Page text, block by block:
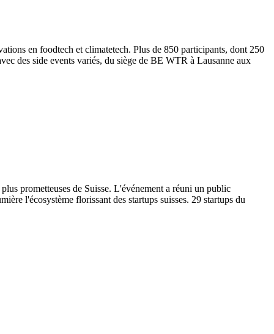
en foodtech et climatetech. Plus de 850 participants, dont 250
des side events variés, du siège de BE WTR à Lausanne aux
prometteuses de Suisse. L'événement a réuni un public
l'écosystème florissant des startups suisses. 29 startups du